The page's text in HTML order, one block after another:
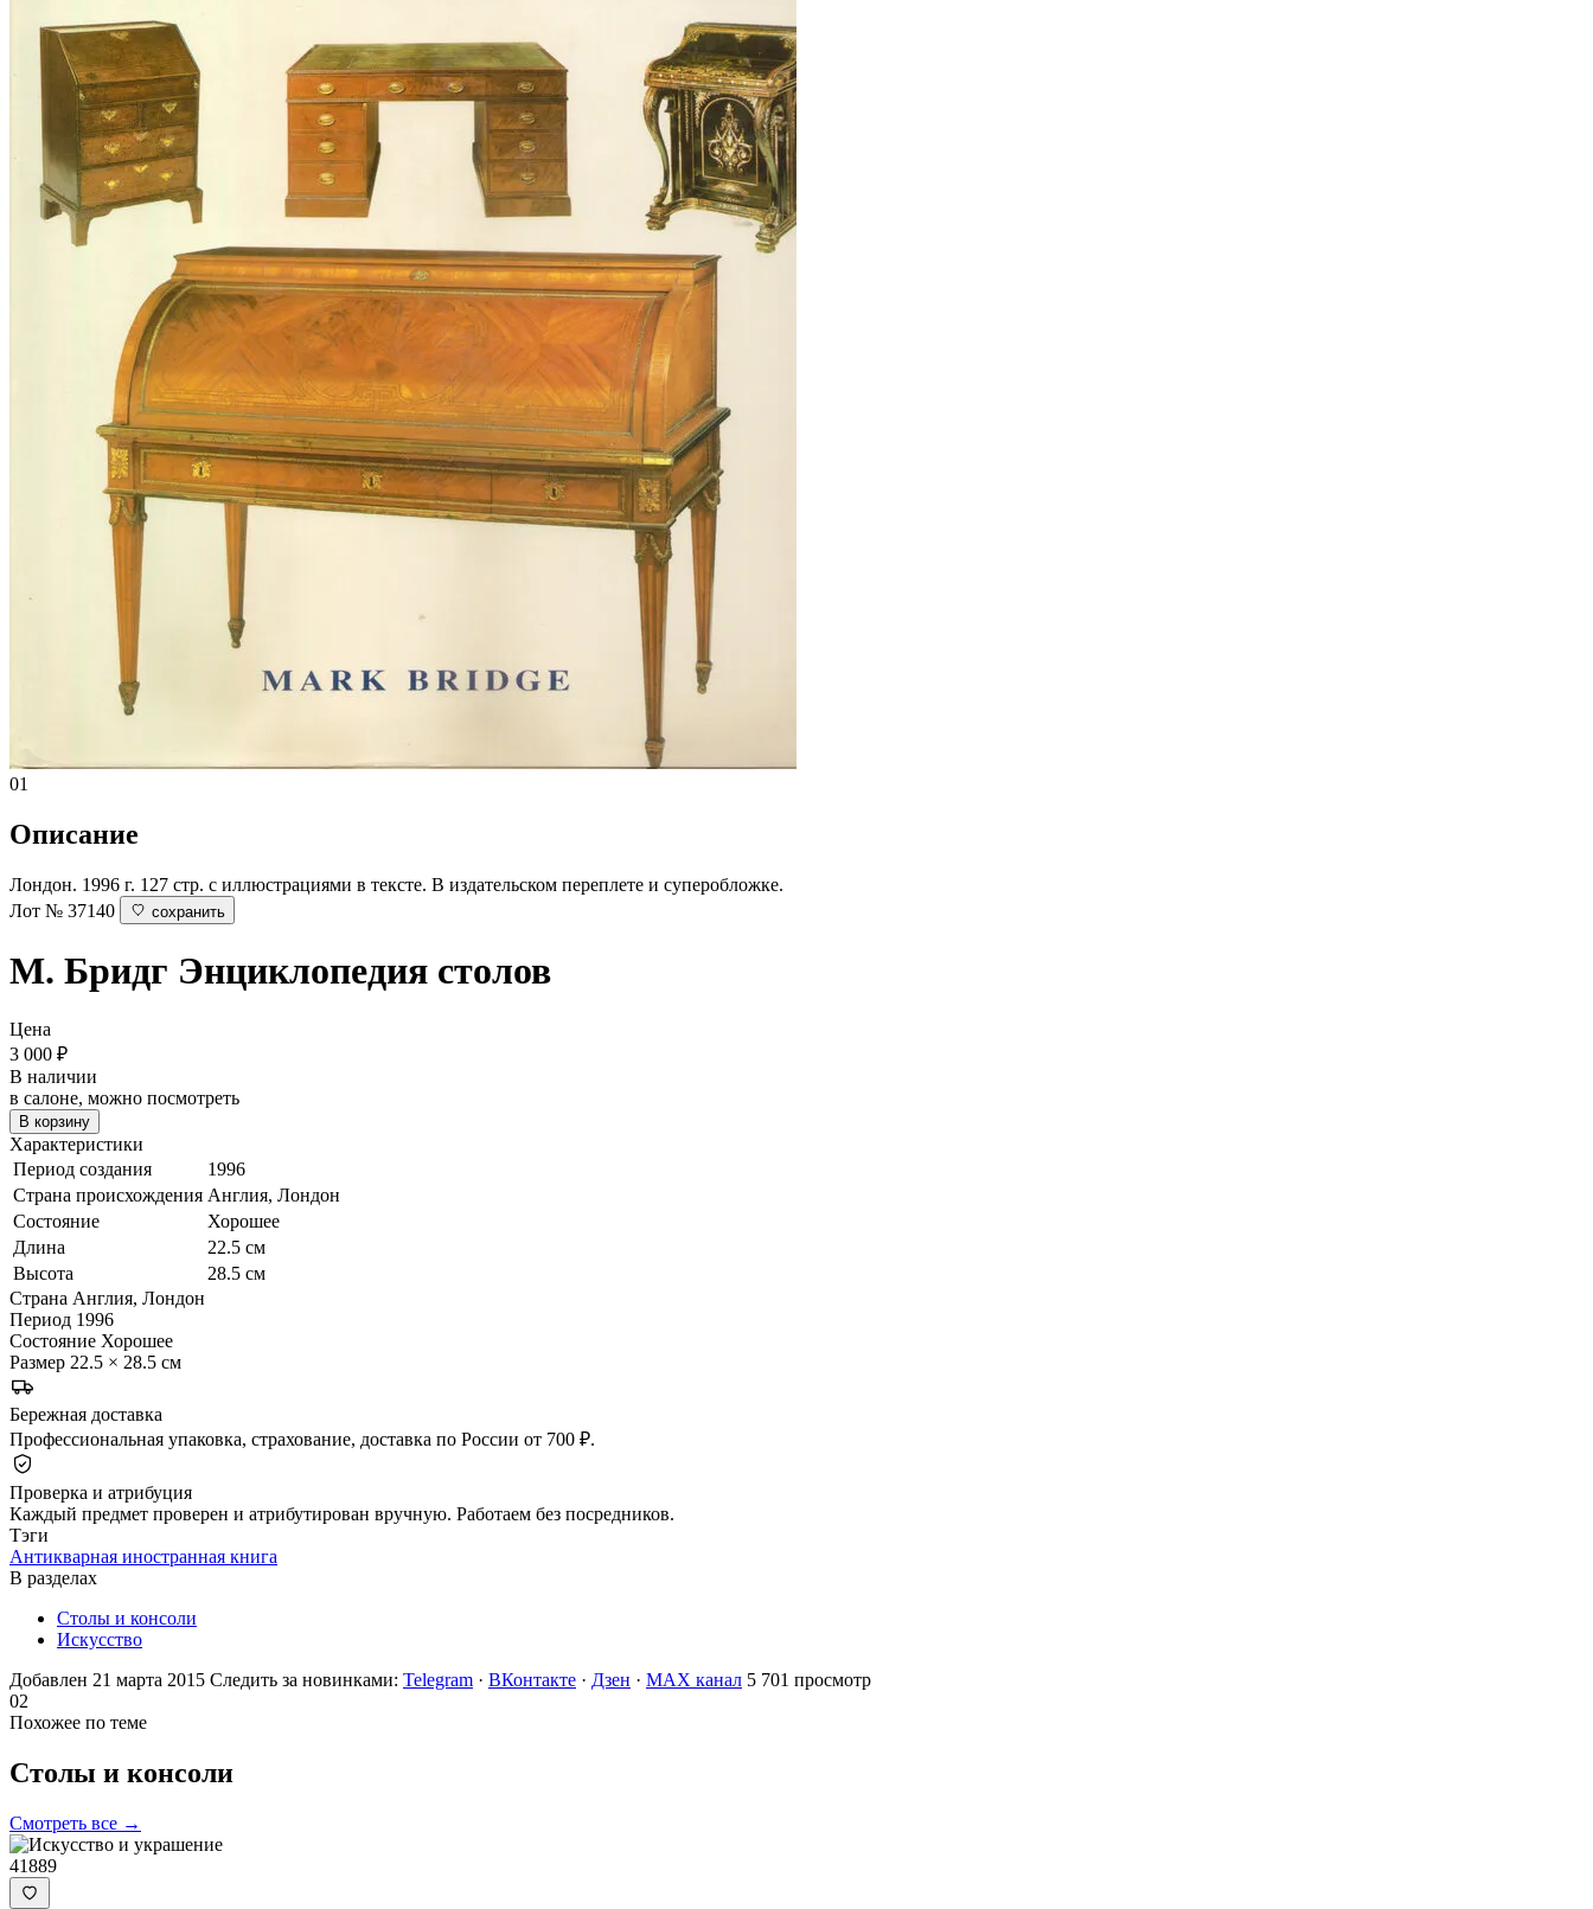
01
Описание
Лондон. 1996 г. 127 стр. с иллюстрациями в тексте. В издательском переплете и суперобложке.
Лот № 37140
сохранить
М. Бридг Энциклопедия столов
Цена
3 000 ₽
В наличии
в салоне, можно посмотреть
В корзину
Характеристики
Период создания
1996
Страна происхождения Англия, Лондон
Состояние
Хорошее
Длина
22.5 см
Высота
28.5 см
Страна Англия, Лондон
Период 1996
Состояние Хорошее
Размер 22.5 × 28.5 см
Бережная доставка
Профессиональная упаковка, страхование, доставка по России от 700 ₽.
Проверка и атрибуция
Каждый предмет проверен и атрибутирован вручную. Работаем без посредников.
Тэги
Антикварная иностранная книга
В разделах
Столы и консоли
Искусство
Добавлен 21 марта 2015 Следить за новинками: Telegram · ВКонтакте · Дзен · MAX канал 5 701 просмотр
02
Похожее по теме
Столы и консоли
Смотреть все →
41889